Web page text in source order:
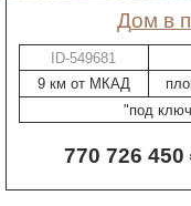
дом в
ID-549681
9 км от МКАД
"под
770 726 450